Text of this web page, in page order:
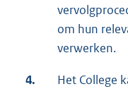
om hun
verwerken.
4.
Het College